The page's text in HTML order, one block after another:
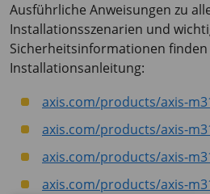
Ausführliche Anweisungen zu
Installationsszenarien und
Sicherheitsinformationen finden
Installationsanleitung:
axis.com/products/axis-
axis.com/products/axis-
axis.com/products/axis-
axis.com/products/axis-